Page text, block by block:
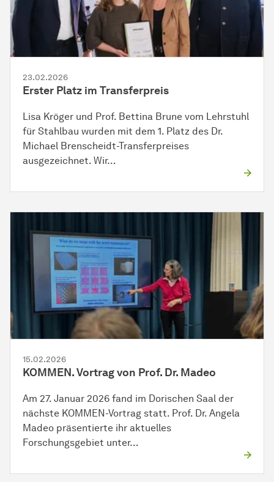
23.02.2026
Erster Platz im Transferpreis
Lisa Kröger und Prof. Bettina Brune vom Lehrstuhl
für Stahlbau wurden mit dem 1. Platz des Dr.
Michael Brenscheidt-Transferpreises
ausgezeichnet. Wir…
15.02.2026
KOMMEN. Vortrag von Prof. Dr. Madeo
Am 27. Januar 2026 fand im Dorischen Saal der
nächste KOMMEN-Vortrag statt. Prof. Dr. Angela
Madeo präsentierte ihr aktuelles
Forschungsgebiet unter…